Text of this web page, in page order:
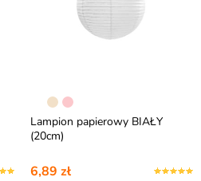
Lampion papierowy BIAŁY
(20cm)
6,89 zł